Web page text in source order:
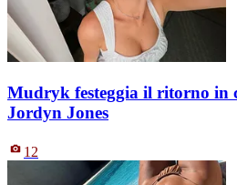
Mudryk festeggia il ritorno in
Jordyn Jones
12